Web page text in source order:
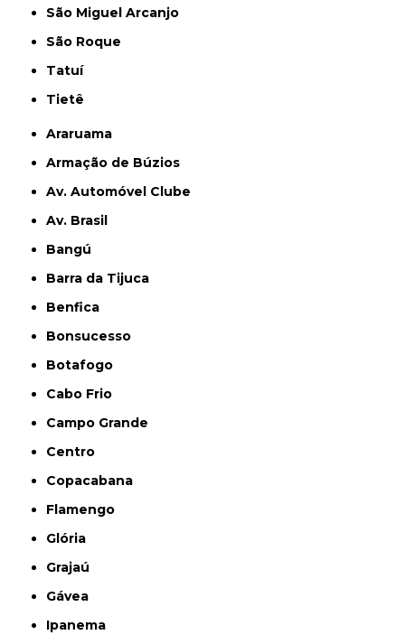
São Miguel Arcanjo
São Roque
Tatuí
Tietê
Araruama
Armação de Búzios
Av. Automóvel Clube
Av. Brasil
Bangú
Barra da Tijuca
Benfica
Bonsucesso
Botafogo
Cabo Frio
Campo Grande
Centro
Copacabana
Flamengo
Glória
Grajaú
Gávea
Ipanema